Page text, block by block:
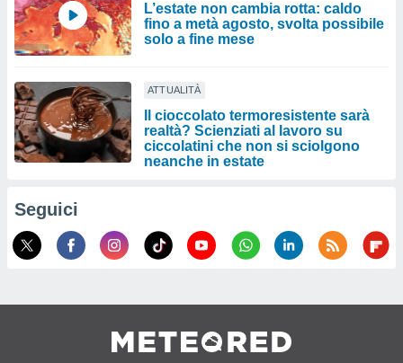
L’estate non cambia rotta: caldo
fino a metà agosto, svolta possibile
solo a fine mese
ATTUALITÀ
Il cioccolato termoresistente sarà
realtà? Scienziati al lavoro su
ciccolatini che non si sciolgono
neanche in estate
Seguici